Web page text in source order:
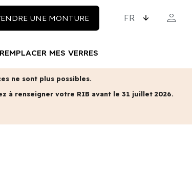
UNE MONTURE person
REMPLACER MES VERRES
ne sont plus possibles.
à renseigner votre RIB avant le 31 juillet 2026.